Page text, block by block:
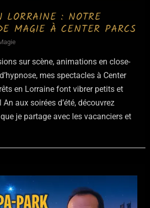
LORRAINE : NOTRE
MAGIE À CENTER PARCS
sur scène, animations en close-
mes spectacles à Center
en Lorraine font vibrer petits et
aux soirées d’été, découvrez
je partage avec les vacanciers et